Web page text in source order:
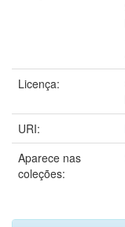
Licença:
URI:
Aparece nas
coleções: